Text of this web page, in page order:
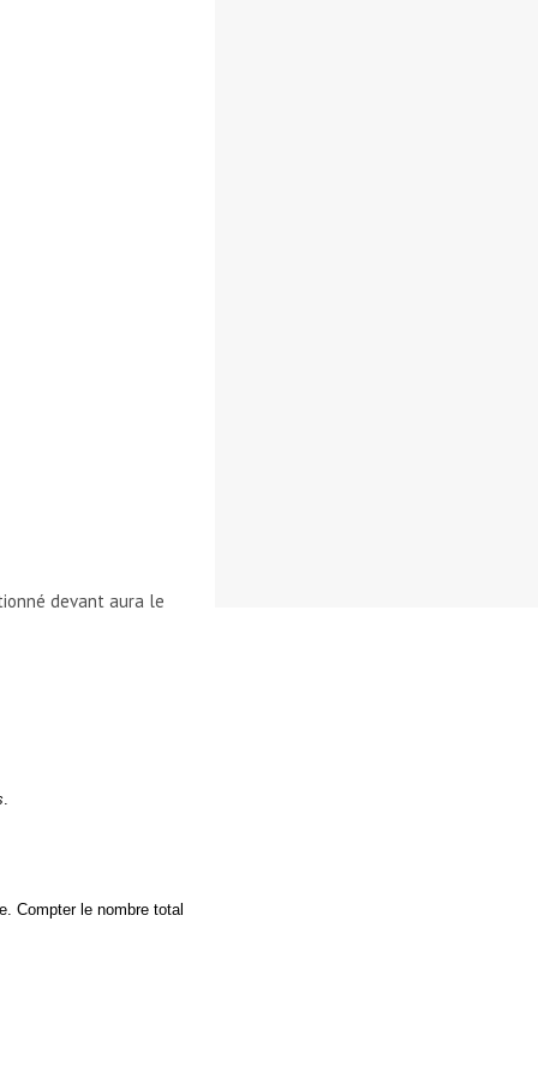
devant aura le
Compter le nombre total